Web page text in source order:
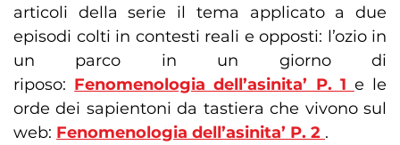
articoli della serie il tema applicato a due
episodi colti in contesti reali e opposti: l’ozio in
un parco in un giorno di
riposo: Fenomenologia dell’asinita’ P. 1 e le
orde dei sapientoni da tastiera che vivono sul
web: Fenomenologia dell’asinita’ P. 2 .